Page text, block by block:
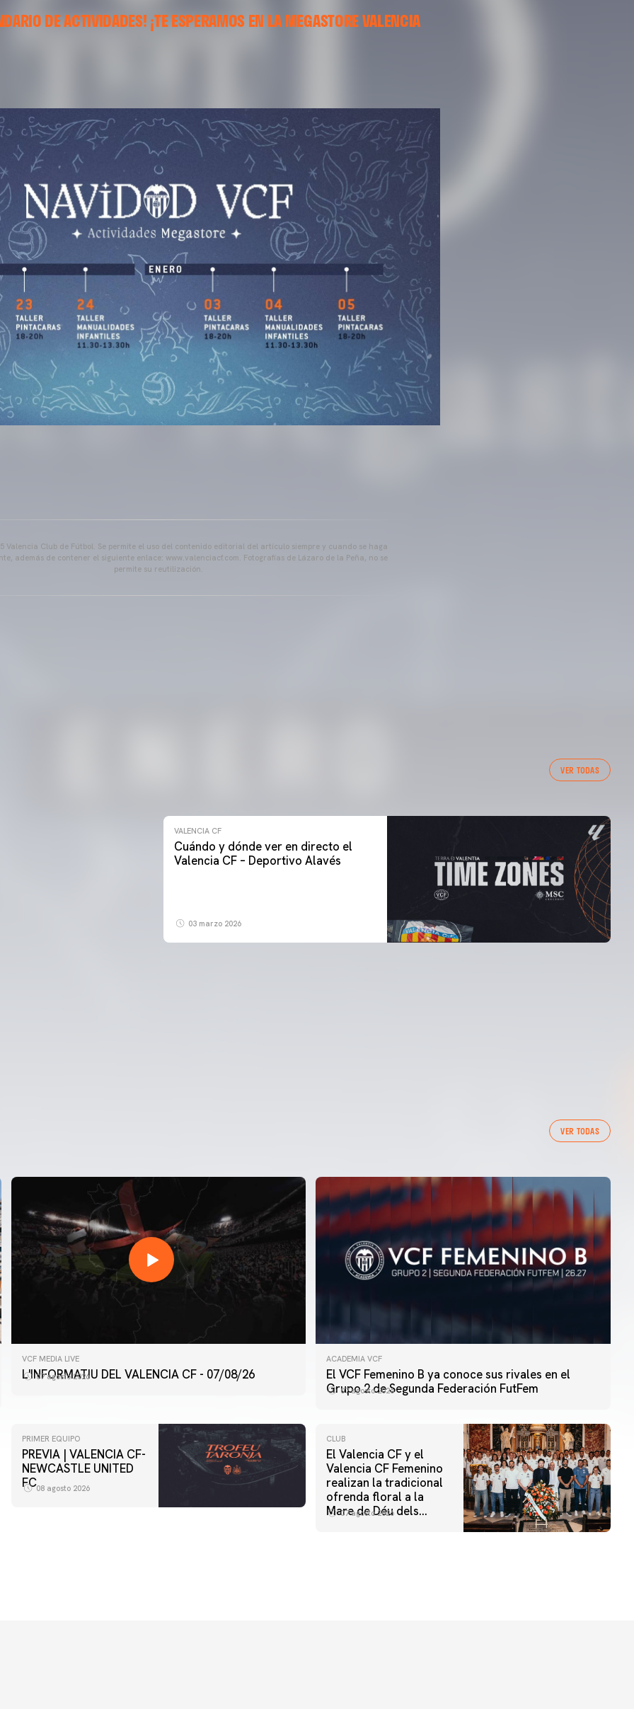
DE ACTIVIDADES! ¡TE ESPERAMOS EN LA MEGASTORE VALENCIA
Valencia Club de Fútbol. Se permite el uso del contenido editorial del artículo siempre y cuando se haga
además de contener el siguiente enlace: www.valenciacf.com. Fotografías de Lázaro de la Peña, no se
permite su reutilización.
VER TODAS
VALENCIA CF
Cuándo y dónde ver en directo el
Valencia CF – Deportivo Alavés
03 marzo 2026
VER TODAS
VCF MEDIA LIVE
L'INFORMATIU DEL VALENCIA CF - 07/08/26
07 agosto 2026
ACADEMIA VCF
El VCF Femenino B ya conoce sus rivales en el
Grupo 2 de Segunda Federación FutFem
07 agosto 2026
PRIMER EQUIPO
PREVIA | VALENCIA CF-
NEWCASTLE UNITED
FC08 agosto 2026
CLUB
El Valencia CF y el
Valencia CF Femenino
realizan la tradicional
ofrenda floral a la
Mare de Déu dels
07 agosto 2026